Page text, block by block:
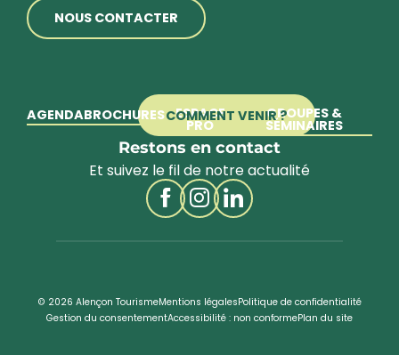
NOUS CONTACTER
COMMENT VENIR ?
AGENDABROCHURES ESPACE
PRO
GROUPES &
SÉMINAIRES
Restons en contact
Et suivez le fil de notre actualité
© 2026 Alençon TourismeMentions légalesPolitique de confidentialité
Gestion du consentementAccessibilité : non conformePlan du site